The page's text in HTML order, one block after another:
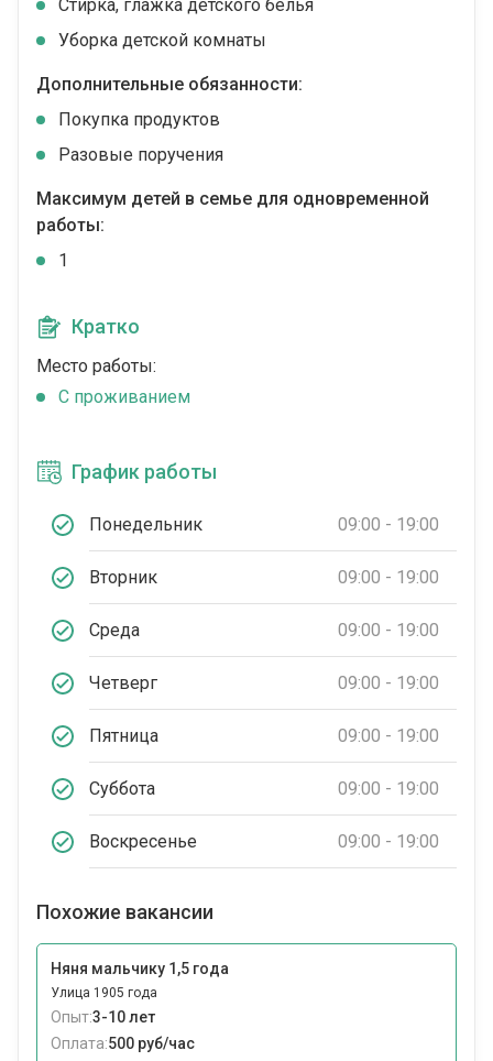
Стирка, глажка детского белья
Уборка детской комнаты
Дополнительные обязанности:
Покупка продуктов
Разовые поручения
Максимум детей в семье для одновременной
работы:
1
Кратко
Место работы:
C проживанием
График работы
Понедельник 09:00 - 19:00
Вторник 09:00 - 19:00
Среда 09:00 - 19:00
Четверг 09:00 - 19:00
Пятница 09:00 - 19:00
Суббота 09:00 - 19:00
Воскресенье 09:00 - 19:00
Похожие вакансии
Няня мальчику 1,5 года
Улица 1905 года
Опыт:3-10 лет
Оплата:500 руб/час